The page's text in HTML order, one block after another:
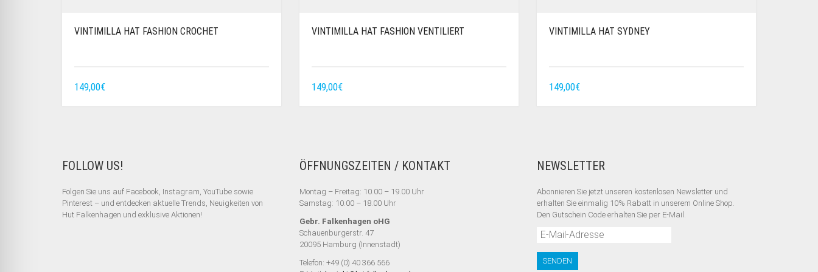
VINTIMILLA HAT FASHION CROCHET
149,00€
VINTIMILLA HAT FASHION VENTILIERT
149,00€
VINTIMILLA HAT SYDNEY
149,00€
FOLLOW US!
Folgen Sie uns auf Facebook, Instagram, YouTube sowie
Pinterest – und entdecken aktuelle Trends, Neuigkeiten von
Hut Falkenhagen und exklusive Aktionen!
ÖFFNUNGSZEITEN / KONTAKT
Montag – Freitag: 10.00 – 19.00 Uhr
Samstag: 10.00 – 18.00 Uhr
Gebr. Falkenhagen oHG
Schauenburgerstr. 47
20095 Hamburg (Innenstadt)
Telefon: +49 (0) 40 366 566
NEWSLETTER
Abonnieren Sie jetzt unseren kostenlosen Newsletter und
erhalten Sie einmalig 10% Rabatt in unserem Online Shop.
Den Gutschein Code erhalten Sie per E-Mail.